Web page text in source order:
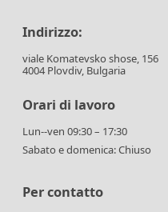
Indirizzo:
viale Komatevsko shose, 156
4004 Plovdiv, Bulgaria
Orari di lavoro
Lun--ven 09:30 – 17:30
Sabato e domenica: Chiuso
Per contatto